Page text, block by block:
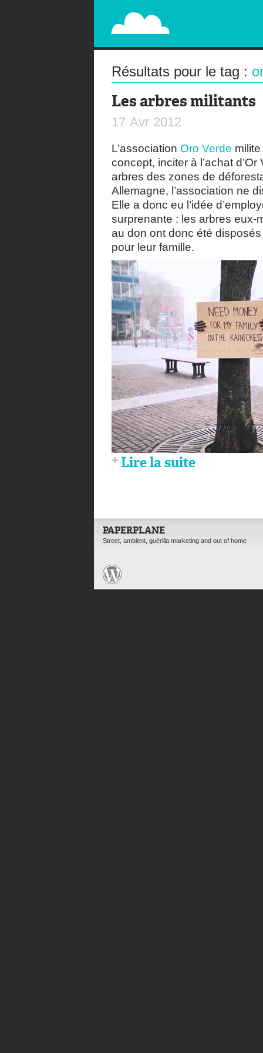
PAPERPLANE
STREET, AMBIENT, GUÉRILLA MARKETING
Résultats pour le tag :
Les arbres militants
17 Avr 2012
L’association Oro Verde
concept, inciter à l’achat
arbres des zones de
Allemagne, l’association ne
Elle a donc eu l’idée
surprenante : les arbres eux-
au don ont donc été
pour leur famille.
Lire la suite
PAPERPLANE
Street, ambient, guérilla marketing and out of home